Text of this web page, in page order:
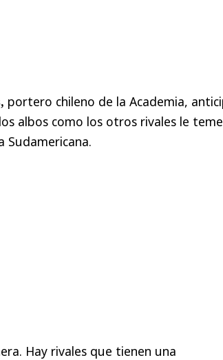
portero chileno de la Academia,
albos como los otros rivales le
Sudamericana.
Hay rivales que tienen una